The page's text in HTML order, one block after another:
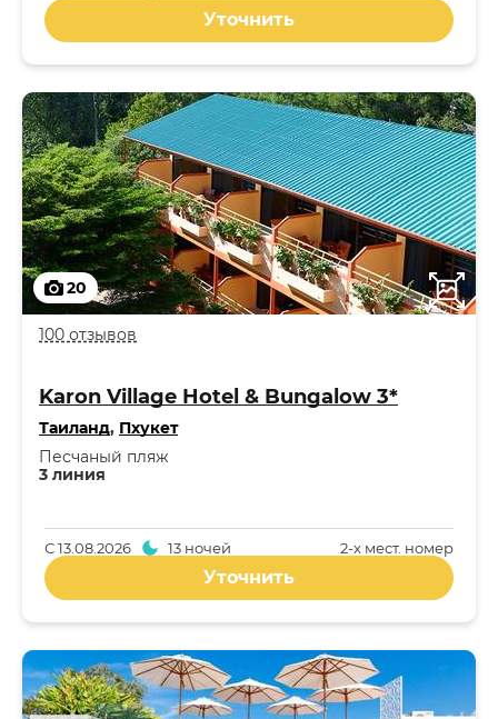
Уточнить
20
100 отзывов
Karon Village Hotel & Bungalow 3*
Таиланд, Пхукет
3 линия
Песчаный пляж
2-x мест. номер
С13.08.2026 13 ночей
Уточнить